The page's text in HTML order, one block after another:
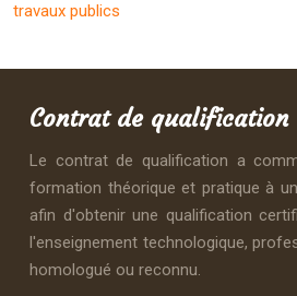
travaux publics
Contrat de qualification
Le contrat de qualification a
formation théorique et pratique à
afin d'obtenir une qualification
l'enseignement technologique,
homologué ou reconnu.